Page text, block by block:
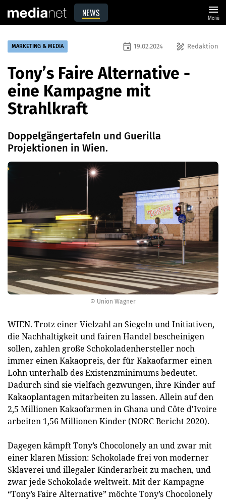
NEWS menu
Menü
© Union Wagner
MARKETING & MEDIA draw Redaktion
event 19.02.2024
Tony’s Faire Alternative -
eine Kampagne mit
Strahlkraft
Doppelgängertafeln und Guerilla
Projektionen in Wien.
WIEN. Trotz einer Vielzahl an Siegeln und Initiativen,
die Nachhaltigkeit und fairen Handel bescheinigen
sollen, zahlen große Schokoladenhersteller noch
immer einen Kakaopreis, der für Kakaofarmer einen
Lohn unterhalb des Existenzminimums bedeutet.
Dadurch sind sie vielfach gezwungen, ihre Kinder auf
Kakaoplantagen mitarbeiten zu lassen. Allein auf den
2,5 Millionen Kakaofarmen in Ghana und Côte d'Ivoire
arbeiten 1,56 Millionen Kinder (NORC Bericht 2020).
Dagegen kämpft Tony’s Chocolonely an und zwar mit
einer klaren Mission: Schokolade frei von moderner
Sklaverei und illegaler Kinderarbeit zu machen, und
zwar jede Schokolade weltweit. Mit der Kampagne
“Tony’s Faire Alternative” möchte Tony’s Chocolonely